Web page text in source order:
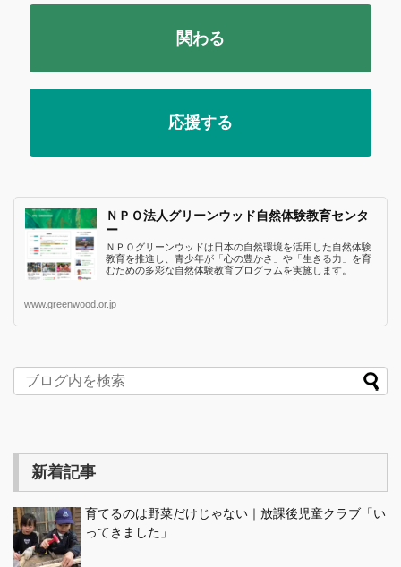
関わる
応援する
ＮＰＯ法人グリーンウッド自然体験教育センタ
ー
ＮＰＯグリーンウッドは日本の自然環境を活用した自然体験
教育を推進し、青少年が「心の豊かさ」や「生きる力」を育
むための多彩な自然体験教育プログラムを実施します。
www.greenwood.or.jp
新着記事
育てるのは野菜だけじゃない｜放課後児童クラブ「い
ってきました」